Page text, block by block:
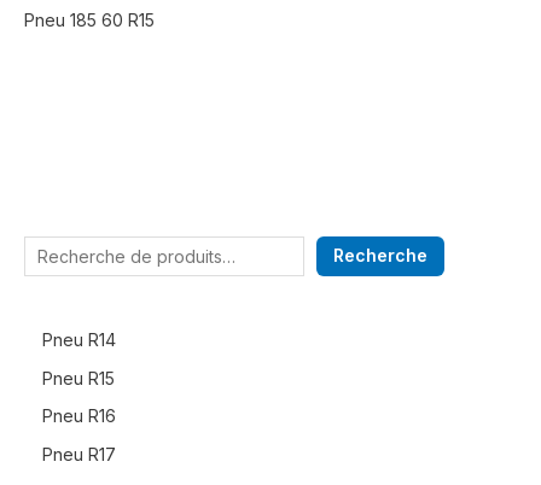
Recherche
Pneu R14
Pneu R15
Pneu R16
Pneu R17
Pneu 185 60 R15